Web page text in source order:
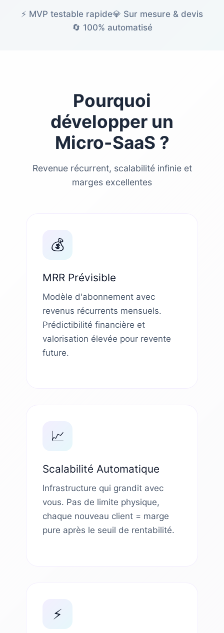
⚡ MVP testable rapide💎 Sur mesure & devis
🔄 100% automatisé
Pourquoi
développer un
Micro-SaaS ?
Revenue récurrent, scalabilité infinie et
marges excellentes
💰
MRR Prévisible
Modèle d'abonnement avec
revenus récurrents mensuels.
Prédictibilité financière et
valorisation élevée pour revente
future.
📈
Scalabilité Automatique
Infrastructure qui grandit avec
vous. Pas de limite physique,
chaque nouveau client = marge
pure après le seuil de rentabilité.
⚡